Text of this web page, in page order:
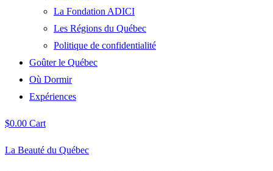
La Fondation ADICI
Les Régions du Québec
Politique de confidentialité
Goûter le Québec
Où Dormir
Expériences
$0.00 Cart
La Beauté du Québec